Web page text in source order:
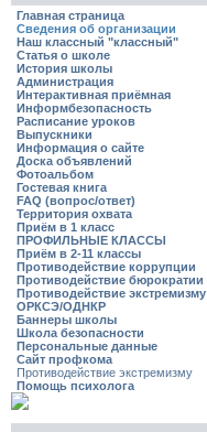
Главная страница
Сведения об организации
Наш классный "классный"
Статья о школе
История школы
Администрация
Интерактивная приёмная
Информбезопасность
Расписание уроков
Выпускники
Информация о сайте
Доска объявлений
Фотоальбом
Гостевая книга
FAQ (вопрос/ответ)
Территория охвата
Приём в 1 класс
ПРОФИЛЬНЫЕ КЛАССЫ
Приём в 2-11 классы
Противодействие коррупции
Противодействие бюрократии
Противодействие экстремизму
ОРКСЭ/ОДНКР
Баннеры школы
Школа безопасности
Персональные данные
Сайт профкома
Противодействие экстремизму
Помощь психолога